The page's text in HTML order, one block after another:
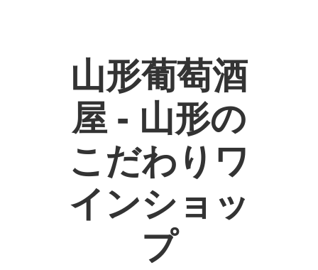
山形葡萄酒
屋 - 山形の
こだわりワ
インショッ
プ